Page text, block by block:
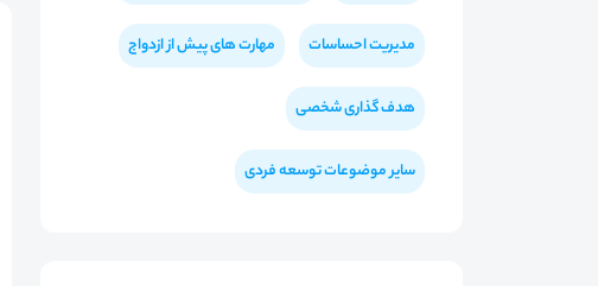
مدیریت احساسات مهارت های پیش از ازدواج
هدف گذاری شخصی
سایر موضوعات توسعه فردی